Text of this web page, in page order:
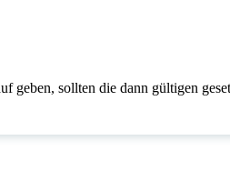
geben, sollten die dann gültigen